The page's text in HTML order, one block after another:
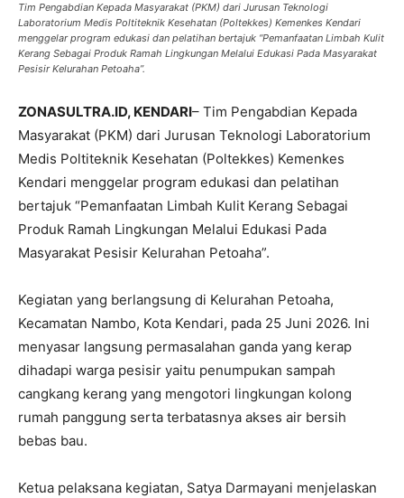
Tim Pengabdian Kepada Masyarakat (PKM) dari Jurusan Teknologi
Laboratorium Medis Poltiteknik Kesehatan (Poltekkes) Kemenkes Kendari
menggelar program edukasi dan pelatihan bertajuk “Pemanfaatan Limbah Kulit
Kerang Sebagai Produk Ramah Lingkungan Melalui Edukasi Pada Masyarakat
Pesisir Kelurahan Petoaha”.
ZONASULTRA.ID, KENDARI– Tim Pengabdian Kepada
Masyarakat (PKM) dari Jurusan Teknologi Laboratorium
Medis Poltiteknik Kesehatan (Poltekkes) Kemenkes
Kendari menggelar program edukasi dan pelatihan
bertajuk “Pemanfaatan Limbah Kulit Kerang Sebagai
Produk Ramah Lingkungan Melalui Edukasi Pada
Masyarakat Pesisir Kelurahan Petoaha”.
Kegiatan yang berlangsung di Kelurahan Petoaha,
Kecamatan Nambo, Kota Kendari, pada 25 Juni 2026. Ini
menyasar langsung permasalahan ganda yang kerap
dihadapi warga pesisir yaitu penumpukan sampah
cangkang kerang yang mengotori lingkungan kolong
rumah panggung serta terbatasnya akses air bersih
bebas bau.
Ketua pelaksana kegiatan, Satya Darmayani menjelaskan